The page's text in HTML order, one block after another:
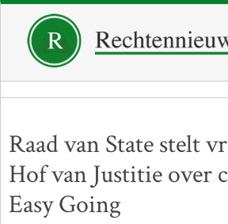
Raad van State stelt
Hof van Justitie over
Easy Going